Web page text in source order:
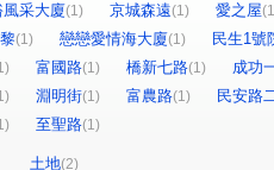
風采大廈(1) 京城森遠(1) 愛之屋
(1) 戀戀愛情海大廈(1)
民生1號
富國路(1) 橋新七路(1)
成功
淵明街(1) 富農路(1)
民安路
至聖路(1)
土地(2)